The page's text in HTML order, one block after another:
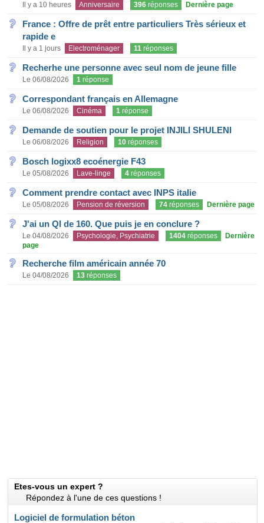
Il y a 10 heures Anniversaire 396 réponses Dernière page
France : Offre de prêt entre particuliers Très sérieux et
rapide e
Il y a 1 jours Electroménager 11 réponses
Recherhe une personne avec seul nom de jeune fille
Le 06/08/2026 1 réponse
Correspondant français en Allemagne
Le 06/08/2026 Cinéma 1 réponse
Demande de soutien pour le projet INJILI SHULENI
Le 06/08/2026 Religion 10 réponses
Bosch logixx8 ecoénergie F43
Le 05/08/2026 Lave-linge 4 réponses
Comment prendre contact avec INPS italie
Le 05/08/2026 Pension de réversion 74 réponses Dernière page
J'ai un QI de 160. Que puis je en conclure ?
Le 04/08/2026 Psychologie, Psychiatrie 1404 réponses
Dernière
page
Recherche film américain année 70
Le 04/08/2026 13 réponses
Etes-vous un expert ?
Répondez à l'une de ces questions !
Logiciel de formulation béton